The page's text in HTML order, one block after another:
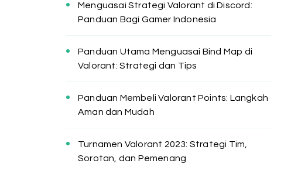
Menguasai Strategi Valorant di Discord:
Panduan Bagi Gamer Indonesia
Panduan Utama Menguasai Bind Map di
Valorant: Strategi dan Tips
Panduan Membeli Valorant Points: Langkah
Aman dan Mudah
Turnamen Valorant 2023: Strategi Tim,
Sorotan, dan Pemenang